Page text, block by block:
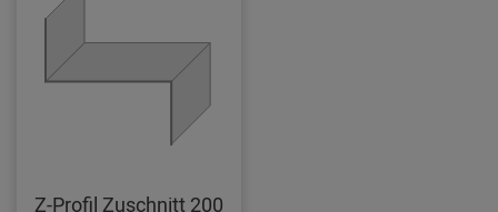
Z-Profil Zuschnitt 200